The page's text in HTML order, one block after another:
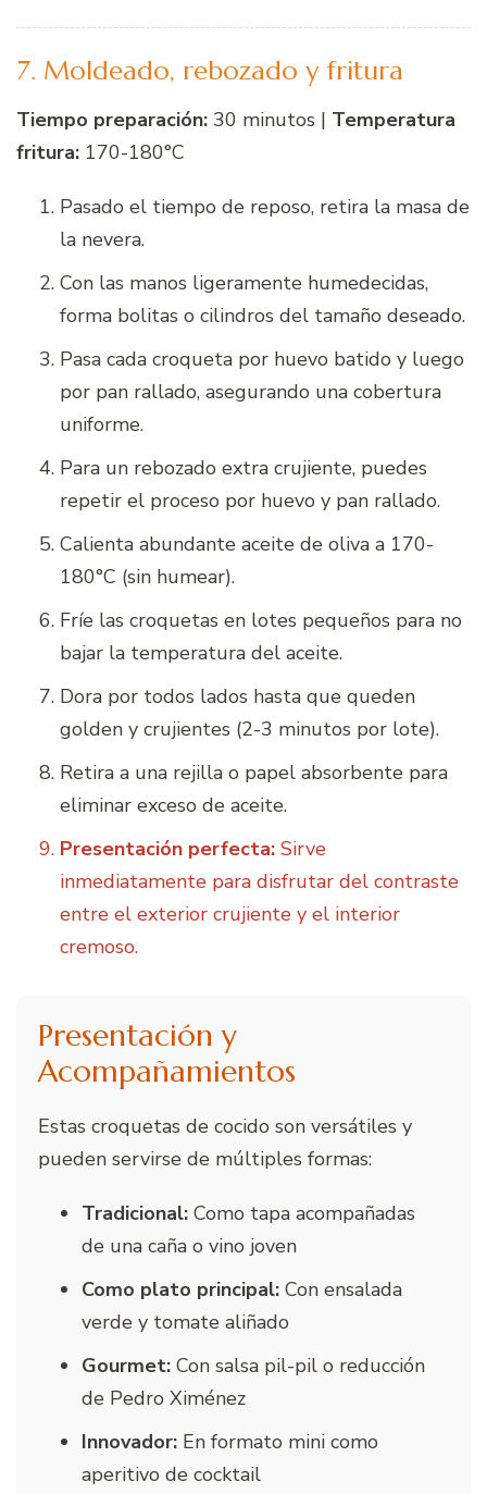
7. Moldeado, rebozado y fritura
Tiempo preparación: 30 minutos | Temperatura
fritura: 170-180°C
Pasado el tiempo de reposo, retira la masa de
la nevera.
Con las manos ligeramente humedecidas,
forma bolitas o cilindros del tamaño deseado.
Pasa cada croqueta por huevo batido y luego
por pan rallado, asegurando una cobertura
uniforme.
Para un rebozado extra crujiente, puedes
repetir el proceso por huevo y pan rallado.
Calienta abundante aceite de oliva a 170-
180°C (sin humear).
Fríe las croquetas en lotes pequeños para no
bajar la temperatura del aceite.
Dora por todos lados hasta que queden
golden y crujientes (2-3 minutos por lote).
Retira a una rejilla o papel absorbente para
eliminar exceso de aceite.
Presentación perfecta: Sirve
inmediatamente para disfrutar del contraste
entre el exterior crujiente y el interior
cremoso.
Presentación y
Acompañamientos
Estas croquetas de cocido son versátiles y
pueden servirse de múltiples formas:
Tradicional: Como tapa acompañadas
de una caña o vino joven
Como plato principal: Con ensalada
verde y tomate aliñado
Gourmet: Con salsa pil-pil o reducción
de Pedro Ximénez
Innovador: En formato mini como
aperitivo de cocktail